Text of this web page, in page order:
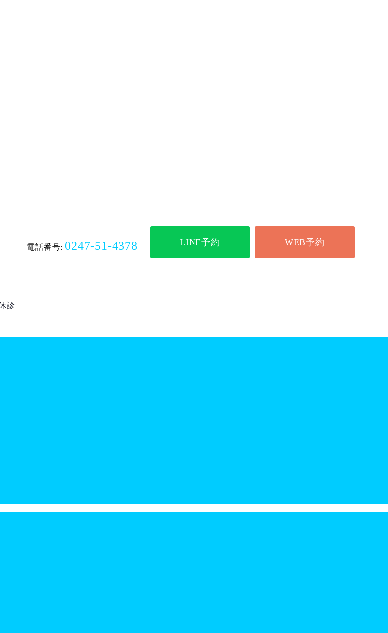
電話番号: 0247-51-4378 LINE予約 WEB予約
診